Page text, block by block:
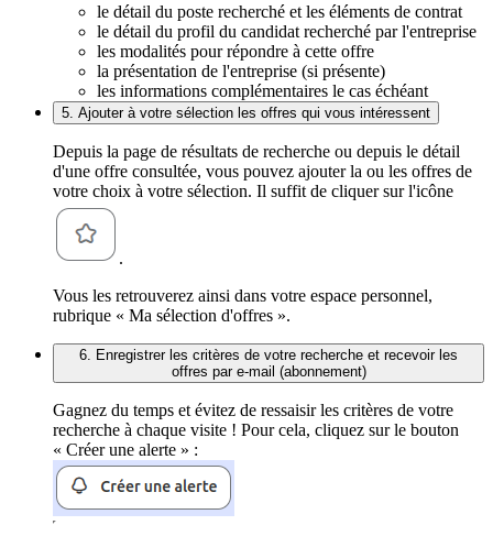
le détail du poste recherché et les éléments de contrat
le détail du profil du candidat recherché par l'entreprise
les modalités pour répondre à cette offre
la présentation de l'entreprise (si présente)
les informations complémentaires le cas échéant
5. Ajouter à votre sélection les offres qui vous intéressent
Depuis la page de résultats de recherche ou depuis le détail
d'une offre consultée, vous pouvez ajouter la ou les offres de
votre choix à votre sélection. Il suffit de cliquer sur l'icône
.
Vous les retrouverez ainsi dans votre espace personnel,
rubrique « Ma sélection d'offres ».
6. Enregistrer les critères de votre recherche et recevoir les
offres par e-mail (abonnement)
Gagnez du temps et évitez de ressaisir les critères de votre
recherche à chaque visite ! Pour cela, cliquez sur le bouton
« Créer une alerte » :